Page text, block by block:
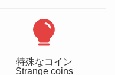
特殊なコイン
Strange coins